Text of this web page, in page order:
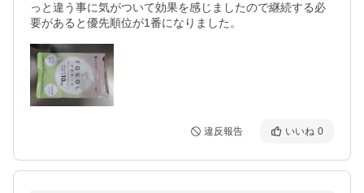
っと違う事に気がついて効果を感じましたので継続する必
違反報告 いいね 0